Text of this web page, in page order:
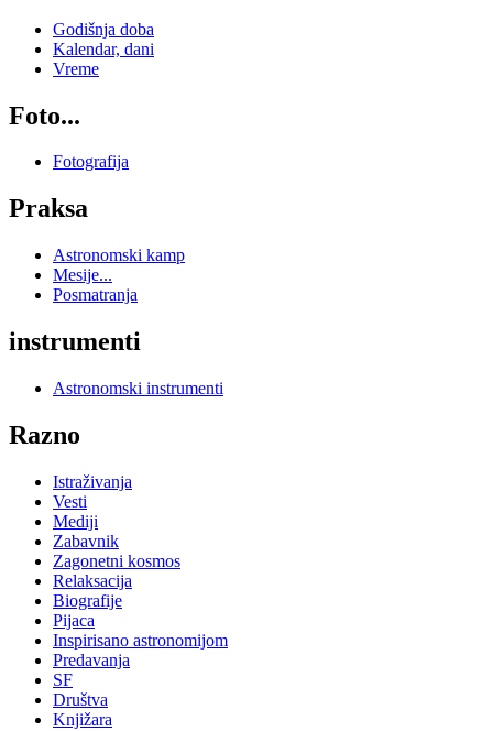
Godišnja doba
Kalendar, dani
Vreme
Foto...
Fotografija
Praksa
Astronomski kamp
Mesije...
Posmatranja
instrumenti
Astronomski instrumenti
Razno
Istraživanja
Vesti
Mediji
Zabavnik
Zagonetni kosmos
Relaksacija
Biografije
Pijaca
Inspirisano astronomijom
Predavanja
SF
Društva
Knjižara